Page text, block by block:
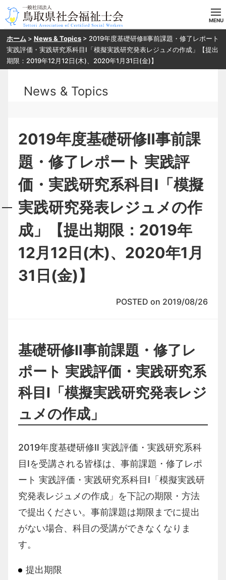
ホーム
当会の概要
目指す方へ
研修・SV申し込み
ホーム > News & Topics > 2019年度基礎研修Ⅱ事前課題・修了レポート
実践評価・実践研究系科目Ⅰ「模擬実践研究発表レジュメの作成」【提出
期限：2019年12月12日(木)、2020年1月31日(金)】
News & Topics
2019年度基礎研修Ⅱ事前課
題・修了レポート 実践評
価・実践研究系科目Ⅰ「模擬
実践研究発表レジュメの作
成」【提出期限：2019年
12月12日(木)、2020年1月
31日(金)】
POSTED on 2019/08/26
基礎研修Ⅱ事前課題・修了レ
ポート 実践評価・実践研究系
科目Ⅰ「模擬実践研究発表レジ
ュメの作成」
2019年度基礎研修Ⅱ 実践評価・実践研究系科
目Ⅰを受講される皆様は、事前課題・修了レポ
ート 実践評価・実践研究系科目Ⅰ「模擬実践研
究発表レジュメの作成」を下記の期限・方法
で提出ください。事前課題は期限までに提出
がない場合、科目の受講ができなくなりま
す。
提出期限